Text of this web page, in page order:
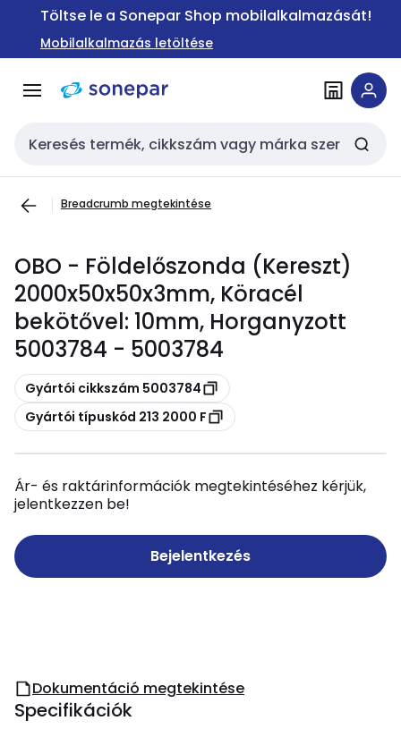
Ugrás a
Ugrás a
tartalomra
Töltse le a Sonepar Shop mobilalkalmazását!
Mobilalkalmazás letöltése
Keresési bemenet
Breadcrumb megtekintése
OBO - Földelőszonda (Kereszt)
2000x50x50x3mm, Köracél
bekötővel: 10mm, Horganyzott
5003784 - 5003784
Másolás
Gyártói cikkszám 5003784
Másolás
Gyártói típuskód 213 2000 F
Ár- és raktárinformációk megtekintéséhez kérjük,
jelentkezzen be!
Bejelentkezés
Dokumentáció megtekintése
Specifikációk